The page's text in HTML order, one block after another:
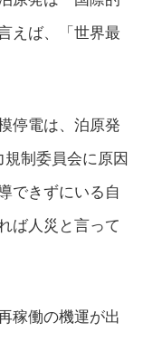
えば、「世界最
停電は、泊原発
制委員会に原因
できずにいる自
ば人災と言って
稼働の機運が出